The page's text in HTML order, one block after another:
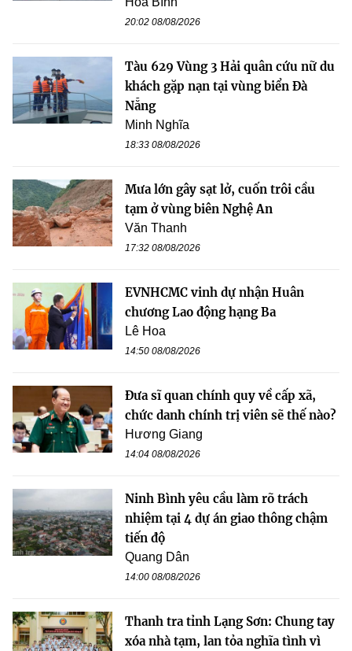
20:02 08/08/2026
Tàu 629 Vùng 3 Hải quân cứu nữ du
khách gặp nạn tại vùng biển Đà
Nẵng
Minh Nghĩa
18:33 08/08/2026
Mưa lớn gây sạt lở, cuốn trôi cầu
tạm ở vùng biên Nghệ An
Văn Thanh
17:32 08/08/2026
EVNHCMC vinh dự nhận Huân
chương Lao động hạng Ba
Lê Hoa
14:50 08/08/2026
Đưa sĩ quan chính quy về cấp xã,
chức danh chính trị viên sẽ thế nào?
Hương Giang
14:04 08/08/2026
Ninh Bình yêu cầu làm rõ trách
nhiệm tại 4 dự án giao thông chậm
tiến độ
Quang Dân
14:00 08/08/2026
Thanh tra tỉnh Lạng Sơn: Chung tay
xóa nhà tạm, lan tỏa nghĩa tình vì